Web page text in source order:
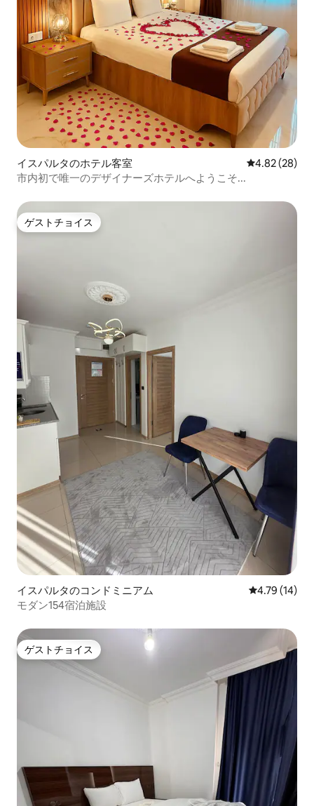
イスパルタのホテル客室 レビュー28
4.82 (28)
市内初で唯一のデザイナーズホテルへようこそ...
ゲストチョイス
ゲストチョイス
イスパルタのコンドミニアム レビュー14
4.79 (14)
モダン154宿泊施設
ゲストチョイス
ゲストチョイス